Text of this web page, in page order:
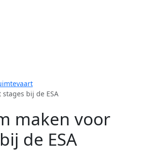
bij de ESA
maken voor
de ESA